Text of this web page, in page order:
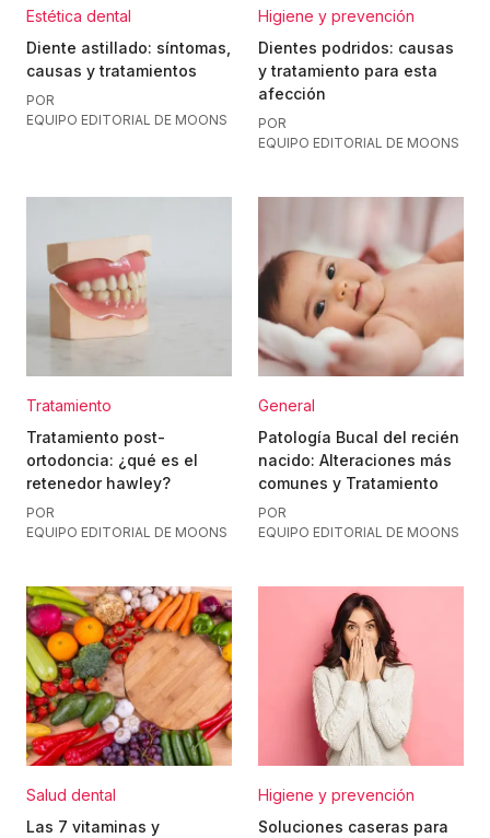
Estética dental
Diente astillado: síntomas,
causas y tratamientos
POR
EQUIPO EDITORIAL DE MOONS
Higiene y prevención
Dientes podridos: causas
y tratamiento para esta
afección
POR
EQUIPO EDITORIAL DE MOONS
Tratamiento
Tratamiento post-
ortodoncia: ¿qué es el
retenedor hawley?
POR
EQUIPO EDITORIAL DE MOONS
General
Patología Bucal del recién
nacido: Alteraciones más
comunes y Tratamiento
POR
EQUIPO EDITORIAL DE MOONS
Salud dental
Las 7 vitaminas y
Higiene y prevención
Soluciones caseras para